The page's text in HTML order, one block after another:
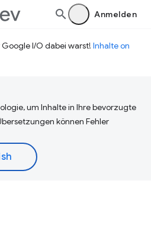
Anmelden
I/O dabei warst! Inhalte on
um Inhalte in Ihre bevorzugte
können Fehler